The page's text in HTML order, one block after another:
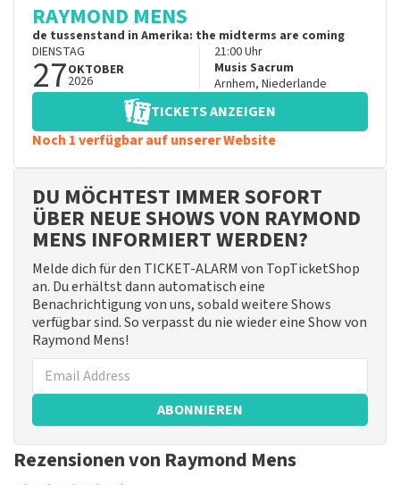
RAYMOND MENS
de tussenstand in Amerika: the midterms are coming
DIENSTAG
27OKTOBER
2026
21:00Uhr
Musis Sacrum
Arnhem, Niederlande
TICKETS ANZEIGEN
Noch 1 verfügbar auf unserer Website
DU MÖCHTEST IMMER SOFORT
ÜBER NEUE SHOWS VON RAYMOND
MENS INFORMIERT WERDEN?
Melde dich für den TICKET-ALARM von TopTicketShop
an. Du erhältst dann automatisch eine
Benachrichtigung von uns, sobald weitere Shows
verfügbar sind. So verpasst du nie wieder eine Show von
Raymond Mens!
ABONNIEREN
Rezensionen von Raymond Mens